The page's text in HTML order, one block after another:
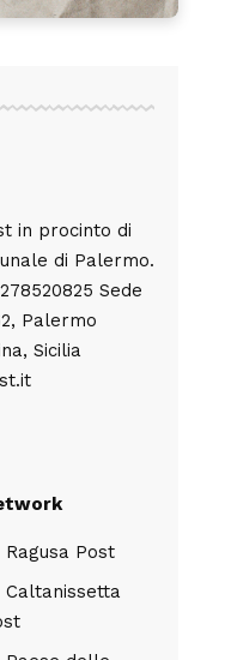
in procinto di
di Palermo.
Sede
Palermo
Sicilia
Ragusa Post
Caltanissetta